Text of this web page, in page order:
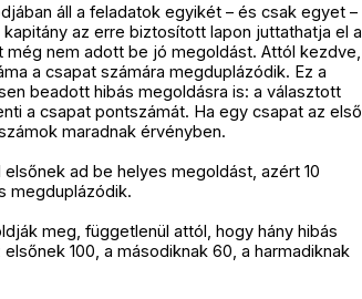
áll a feladatok egyikét – és csak egyet –
az erre biztosított lapon juttathatja el a
még nem adott be jó megoldást. Attól kezdve,
a csapat számára megduplázódik. Ez a
beadott hibás megoldásra is: a választott
a csapat pontszámát. Ha egy csapat az első
maradnak érvényben.
ad be helyes megoldást, azért 10
megduplázódik.
meg, függetlenül attól, hogy hány hibás
100, a másodiknak 60, a harmadiknak